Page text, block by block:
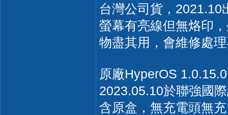
台灣公司貨，2021.10
螢幕有亮線但無烙印
物盡其用，會維修處
原廠HyperOS
2023.05.10於聯強國
含原盒，無充電頭無